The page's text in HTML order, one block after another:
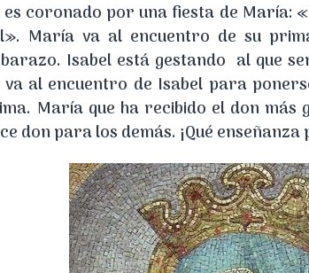
es coronado por una fiesta de María:
María va al encuentro de su
Isabel está gestando al que
al encuentro de Isabel para
María que ha recibido el don
don para los demás. ¡Qué